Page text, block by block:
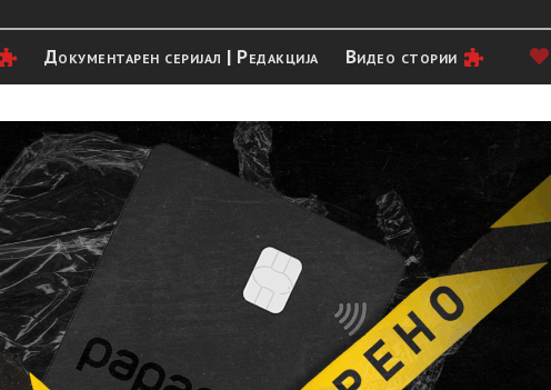
Документарен серијал | Редакција Видео стории